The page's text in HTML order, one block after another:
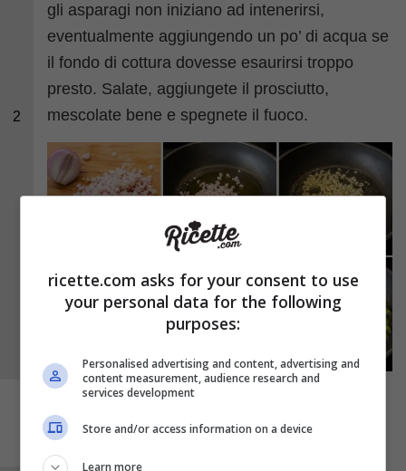
2
gli asparagi non iniziano ad intenerirsi,
eventualmente aggiungendo un po’ di acqua se
il fondo di cottura dovesse esaurirsi troppo
presto. Salate, aggiungete il prosciutto,
mescolate bene e spegnete il fuoco.
ricette.com asks for your consent to use
your personal data for the following
purposes:
Personalised advertising and content, advertising and
content measurement, audience research and
services development
Store and/or access information on a device
Learn more